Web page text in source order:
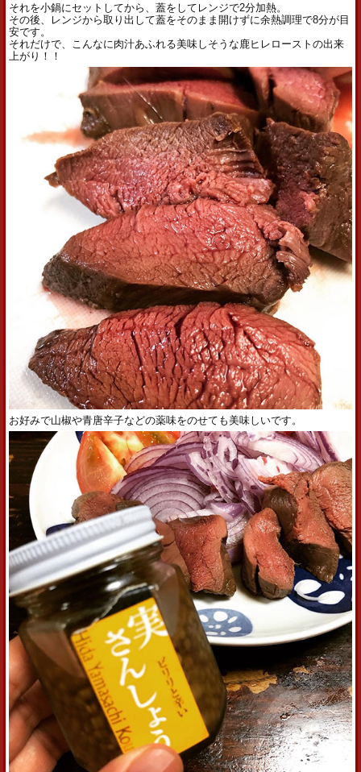
それを小鍋にセットしてから、蓋をしてレンジで2分加熱。
その後、レンジから取り出して蓋をそのまま開けずに余熱調理で8分が目
安です。
それだけで、こんなに肉汁あふれる美味しそうな鹿ヒレローストの出来
上がり！！
お好みで山椒や青唐辛子などの薬味をのせても美味しいです。